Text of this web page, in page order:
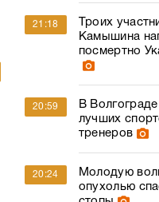
21:18
Троих
Камышина
посмертно
20:59
В
лучших
тренеров
20:24
Молодую
опухолью